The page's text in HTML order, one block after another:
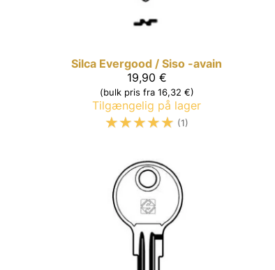
Silca Evergood / Siso -avain
19,90 €
(bulk pris fra 16,32 €)
Tilgængelig på lager
☆☆☆☆☆ (1)